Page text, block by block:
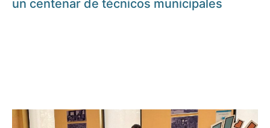
un centenar de técnicos municipales